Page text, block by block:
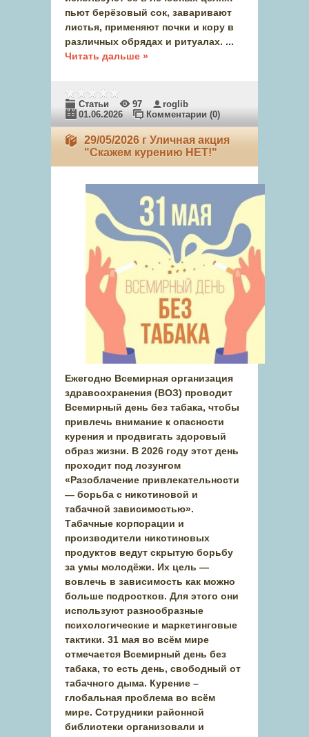
пьют берёзовый сок, заваривают
листья, применяют почки и кору в
различных обрядах и ритуалах. ...
Читать дальше »
Статьи 97
roglib
01.06.2026
Комментарии (0)
29/05/2026 г Уличная акция
"Скажем курению НЕТ!"
Ежегодно Всемирная организация
здравоохранения (ВОЗ) проводит
Всемирный день без табака, чтобы
привлечь внимание к опасности
курения и продвигать здоровый
образ жизни. В 2026 году этот день
проходит под лозунгом
«Разоблачение привлекательности
— борьба с никотиновой и
табачной зависимостью».
Табачные корпорации и
производители никотиновых
продуктов ведут скрытую борьбу
за умы молодёжи. Их цель —
вовлечь в зависимость как можно
больше подростков. Для этого они
используют разнообразные
психологические и маркетинговые
тактики. 31 мая во всём мире
отмечается Всемирный день без
табака, то есть день, свободный от
табачного дыма. Курение –
глобальная проблема во всём
мире. Сотрудники районной
библиотеки организовали и